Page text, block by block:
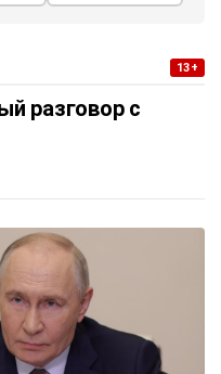
13+
разговор с